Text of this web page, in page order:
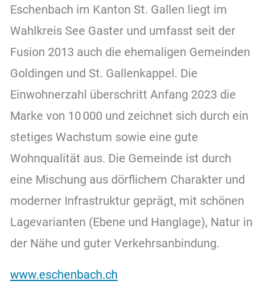
Eschenbach im Kanton St. Gallen liegt im
Wahlkreis See Gaster und umfasst seit der
Fusion 2013 auch die ehemaligen Gemeinden
Goldingen und St. Gallenkappel. Die
Einwohnerzahl überschritt Anfang 2023 die
Marke von 10 000 und zeichnet sich durch ein
stetiges Wachstum sowie eine gute
Wohnqualität aus. Die Gemeinde ist durch
eine Mischung aus dörflichem Charakter und
moderner Infrastruktur geprägt, mit schönen
Lagevarianten (Ebene und Hanglage), Natur in
der Nähe und guter Verkehrsanbindung.
www.eschenbach.ch